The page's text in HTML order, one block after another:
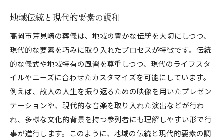
地域伝統と現代的要素の調和
高岡市荒見崎の葬儀は、地域の豊かな伝統を大切にしつつ、
現代的な要素を巧みに取り入れたプロセスが特徴です。伝統
的な儀式や地域特有の風習を尊重しつつ、現代のライフスタ
イルやニーズに合わせたカスタマイズを可能にしています。
例えば、故人の人生を振り返るための映像を用いたプレゼン
テーションや、現代的な音楽を取り入れた演出などが行わ
れ、多様な文化的背景を持つ参列者にも理解しやすい形で行
事が進行します。このように、地域の伝統と現代的要素の調